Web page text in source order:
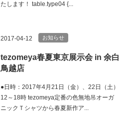
たします！ table.type04 {...
2017-04-12 お知らせ
tezomeya春夏東京展示会 in 余白
鳥越店
●日時：2017年4月21日（金）、22日（土）
12～18時 tezomeya定番の色無地吊オーガ
ニックＴシャツから春夏新作ア...